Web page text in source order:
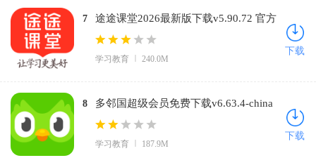
7
途途课堂2026最新版下载v5.90.72 官方
正版
学习教育 240.0M
下载
8
多邻国超级会员免费下载v6.63.4-china
安卓版
学习教育 187.9M
下载